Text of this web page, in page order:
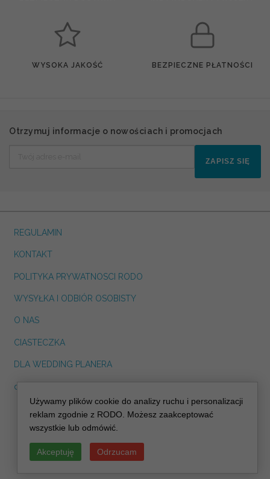
WYSOKA JAKOŚĆ BEZPIECZNE PŁATNOŚCI
Otrzymuj informacje o nowościach i promocjach
ZAPISZ SIĘ
REGULAMIN
KONTAKT
POLITYKA PRYWATNOSCI RODO
WYSYŁKA I ODBIÓR OSOBISTY
O NAS
CIASTECZKA
DLA WEDDING PLANERA
dreskot.com
info@decoris.pl
Używamy plików cookie do analizy ruchu i personalizacji
reklam zgodnie z RODO. Możesz zaakceptować
wszystkie lub odmówić.
Akceptuję Odrzucam